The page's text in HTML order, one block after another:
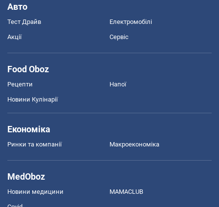
Авто
Тест Драйв Електромобілі
Акції Сервіс
Food Oboz
Рецепти Напої
Новини Кулінарії
Економіка
Ринки та компанії Макроекономіка
MedOboz
Новини медицини MAMACLUB